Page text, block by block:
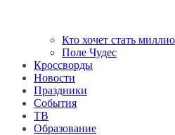
Кто хочет стать
Поле Чудес
Кроссворды
Новости
Праздники
События
ТВ
Образование